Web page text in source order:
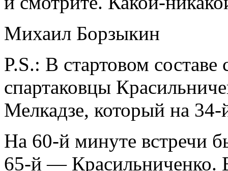
Михаил Борзыкин
P.S.: В стартовом
спартаковцы
Мелкадзе, который на
На 60-й минуте встречи
65-й — Красильниченко.